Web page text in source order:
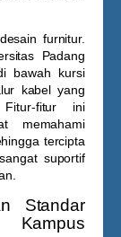
furnitur.
Padang
bawah kursi
kabel yang
fitur ini
memahami
tercipta
suportif
Standar